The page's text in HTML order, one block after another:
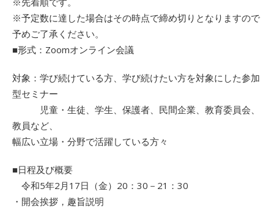
※予定数に達した場合はその時点で締め切りとなりますので
予めご了承ください。
■形式：Zoomオンライン会議
対象：学び続けている方、学び続けたい方を対象にした参加
型セミナー
児童・生徒、学生、保護者、民間企業、教育委員会、
教員など、
幅広い立場・分野で活躍している方々
■日程及び概要
令和5年2月17日（金）20：30－21：30
・開会挨拶，趣旨説明